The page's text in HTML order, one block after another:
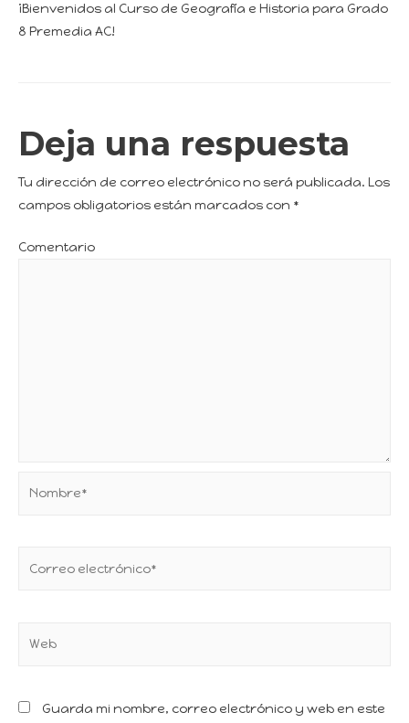
¡Bienvenidos al Curso de Geografía e Historia para Grado
8 Premedia AC!
Deja una respuesta
Tu dirección de correo electrónico no será publicada. Los
campos obligatorios están marcados con *
Comentario
Guarda mi nombre, correo electrónico y web en este